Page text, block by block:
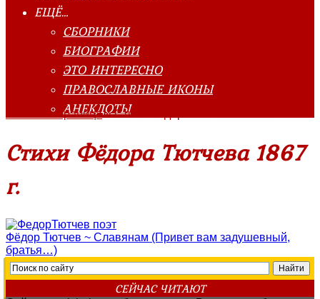
ЕЩЁ…
СБОРНИКИ
БИОГРАФИИ
ЭТО ИНТЕРЕСНО
ПРАВОСЛАВНЫЕ ИКОНЫ
АНЕКДОТЫ
Главная страница»Стихи Фёдора Тютчева 1867 г.
Стихи Фёдора Тютчева 1867
г.
Фёдор Тютчев ~ Славянам (Привет вам задушевный,
братья…)
СЕЙЧАС ЧИТАЮТ